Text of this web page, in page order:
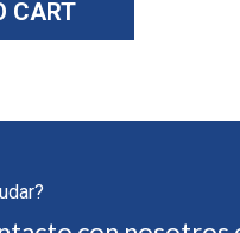
CART